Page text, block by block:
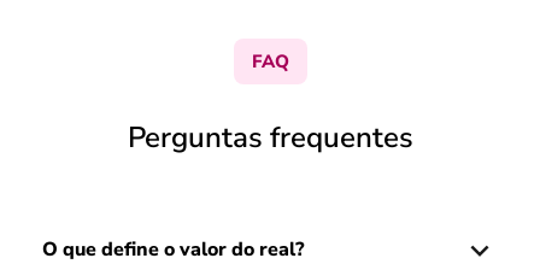
FAQ
Perguntas frequentes
O que define o valor do real?